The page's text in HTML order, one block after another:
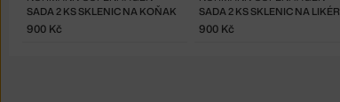
SADA 2 KS SKLENIC NA KOŇAK
900 Kč
SADA 2 KS SKLENIC NA LIKÉR
900 Kč